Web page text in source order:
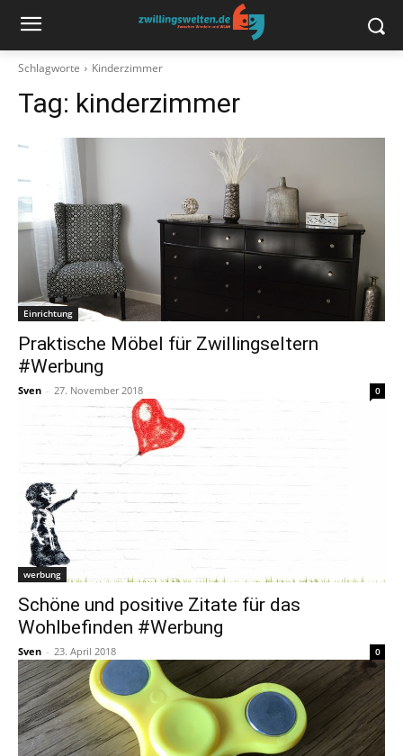
Schlagworte Kinderzimmer
Tag: kinderzimmer
Einrichtung
Praktische Möbel für Zwillingseltern
#Werbung
Sven - 27. November 2018 0
werbung
Schöne und positive Zitate für das
Wohlbefinden #Werbung
Sven - 23. April 2018 0